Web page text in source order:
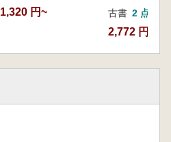
1,320 円~ 古書 2 点
2,772 円~